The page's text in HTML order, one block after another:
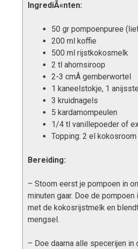
IngrediÃ«nten:
50 gr pompoenpuree
200 ml koffie
500 ml rijstkokosmelk
2 tl ahornsiroop
2-3 cmÂ gemberwortel
1 kaneelstokje, 1
3 kruidnagels
5 kardamompeulen
1/4 tl vanillepoeder of
Topping: 2 el kokosroom
Bereiding:
– Stoom eerst je pompoen in
minuten gaar. Doe de pompoen
met de kokosrijstmelk en
mengsel.
– Doe daarna alle specerijen in